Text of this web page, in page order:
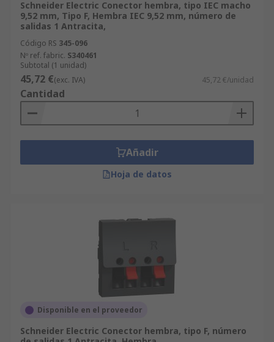
Schneider Electric Conector hembra, tipo IEC macho
9,52 mm, Tipo F, Hembra IEC 9,52 mm, número de
salidas 1 Antracita,
Código RS 345-096
Nº ref. fabric. S340461
Subtotal (1 unidad)
45,72 €(exc. IVA) 45,72 €/unidad
Cantidad
Añadir
Hoja de datos
Disponible en el proveedor
Schneider Electric Conector hembra, tipo F, número